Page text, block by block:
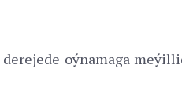
oýnamaga